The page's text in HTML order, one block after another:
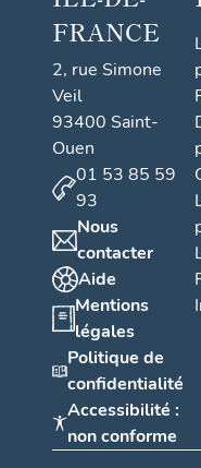
FRANCE
2, rue Simone
Veil
93400 Saint-
Ouen
01 53 85 59
93
Nous
contacter
Aide
Mentions
légales
Politique de
confidentialité
Accessibilité :
non conforme